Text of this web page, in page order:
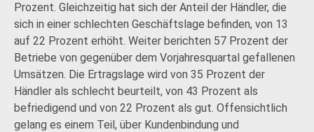
Prozent. Gleichzeitig hat sich der Anteil der Händler, die
sich in einer schlechten Geschäftslage befinden, von 13
auf 22 Prozent erhöht. Weiter berichten 57 Prozent der
Betriebe von gegenüber dem Vorjahresquartal gefallenen
Umsätzen. Die Ertragslage wird von 35 Prozent der
Händler als schlecht beurteilt, von 43 Prozent als
befriedigend und von 22 Prozent als gut. Offensichtlich
gelang es einem Teil, über Kundenbindung und